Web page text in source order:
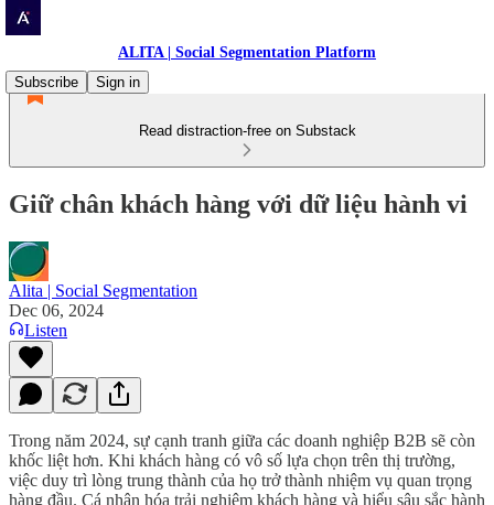
ALITA | Social Segmentation Platform
Subscribe
Sign in
Read distraction-free on Substack
Giữ chân khách hàng với dữ liệu hành vi
Alita | Social Segmentation
Dec 06, 2024
Listen
Trong năm 2024, sự cạnh tranh giữa các doanh nghiệp B2B sẽ còn
khốc liệt hơn. Khi khách hàng có vô số lựa chọn trên thị trường,
việc duy trì lòng trung thành của họ trở thành nhiệm vụ quan trọng
hàng đầu. Cá nhân hóa trải nghiệm khách hàng và hiểu sâu sắc hành